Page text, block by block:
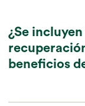
¿Se
beneficios